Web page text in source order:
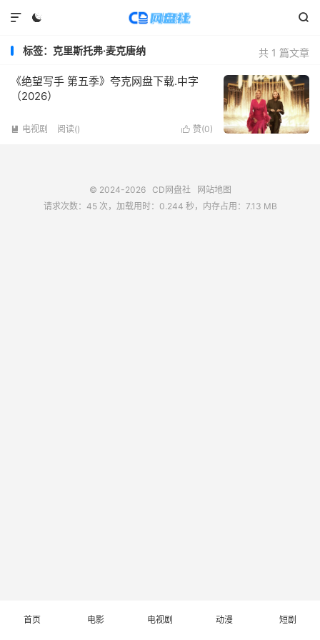
 

共 1 篇文章
标签：克里斯托弗·麦克唐纳
《绝望写手 第五季》夸克网盘下载.中字
（2026）
 赞(0)
 电视剧 阅读()
© 2024-2026 CD网盘社
网站地图
请求次数：45 次，加载用时：0.244 秒，内存占用：7.13 MB
首页 电影 电视剧 动漫 短剧